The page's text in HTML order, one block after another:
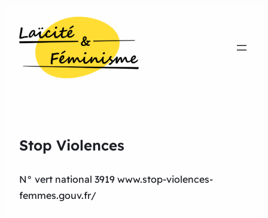
Stop Violences
N° vert national 3919 www.stop-violences-
femmes.gouv.fr/